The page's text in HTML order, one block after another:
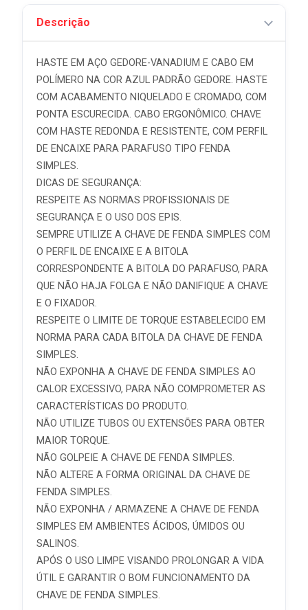
Descrição
HASTE EM AÇO GEDORE-VANADIUM E CABO EM
POLÍMERO NA COR AZUL PADRÃO GEDORE. HASTE
COM ACABAMENTO NIQUELADO E CROMADO, COM
PONTA ESCURECIDA. CABO ERGONÔMICO. CHAVE
COM HASTE REDONDA E RESISTENTE, COM PERFIL
DE ENCAIXE PARA PARAFUSO TIPO FENDA
SIMPLES.
DICAS DE SEGURANÇA:
RESPEITE AS NORMAS PROFISSIONAIS DE
SEGURANÇA E O USO DOS EPIS.
SEMPRE UTILIZE A CHAVE DE FENDA SIMPLES COM
O PERFIL DE ENCAIXE E A BITOLA
CORRESPONDENTE A BITOLA DO PARAFUSO, PARA
QUE NÃO HAJA FOLGA E NÃO DANIFIQUE A CHAVE
E O FIXADOR.
RESPEITE O LIMITE DE TORQUE ESTABELECIDO EM
NORMA PARA CADA BITOLA DA CHAVE DE FENDA
SIMPLES.
NÃO EXPONHA A CHAVE DE FENDA SIMPLES AO
CALOR EXCESSIVO, PARA NÃO COMPROMETER AS
CARACTERÍSTICAS DO PRODUTO.
NÃO UTILIZE TUBOS OU EXTENSÕES PARA OBTER
MAIOR TORQUE.
NÃO GOLPEIE A CHAVE DE FENDA SIMPLES.
NÃO ALTERE A FORMA ORIGINAL DA CHAVE DE
FENDA SIMPLES.
NÃO EXPONHA / ARMAZENE A CHAVE DE FENDA
SIMPLES EM AMBIENTES ÁCIDOS, ÚMIDOS OU
SALINOS.
APÓS O USO LIMPE VISANDO PROLONGAR A VIDA
ÚTIL E GARANTIR O BOM FUNCIONAMENTO DA
CHAVE DE FENDA SIMPLES.